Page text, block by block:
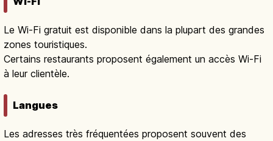
Le Wi-Fi gratuit est disponible dans la plupart des grandes
zones touristiques.
Certains restaurants proposent également un accès Wi-Fi
à leur clientèle.
Langues
Les adresses très fréquentées proposent souvent des